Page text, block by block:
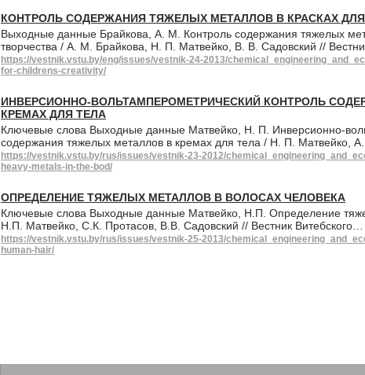
КОНТРОЛЬ СОДЕРЖАНИЯ ТЯЖЕЛЫХ МЕТАЛЛОВ В КРАСКАХ
Выходные данные Брайкова, А. М. Контроль содержания тяжелых
творчества / А. М. Брайкова, Н. П. Матвейко, В. В. Садовский //
https://vestnik.vstu.by/eng/issues/vestnik-24-2013/
for-childrens-creativity/
ИНВЕРСИОННО-ВОЛЬТАМПЕРОМЕТРИЧЕСКИЙ КОНТРОЛЬ
КРЕМАХ ДЛЯ ТЕЛА
Ключевые слова Выходные данные Матвейко, Н. П. Инверсионно-
содержания тяжелых металлов в кремах для тела / Н. П. Матвейко,
https://vestnik.vstu.by/rus/issues/vestnik-23-2012/
heavy-metals-in-the-bod/
ОПРЕДЕЛЕНИЕ ТЯЖЕЛЫХ МЕТАЛЛОВ В ВОЛОСАХ ЧЕЛОВЕКА
Ключевые слова Выходные данные Матвейко, Н.П. Определение
Н.П. Матвейко, С.К. Протасов, В.В. Садовский // Вестник Витебского…
https://vestnik.vstu.by/rus/issues/vestnik-25-2013/
human-hair/